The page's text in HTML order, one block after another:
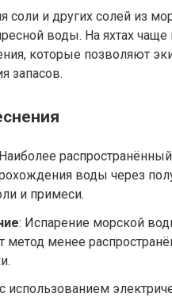
соли и других солей из
воды. На яхтах чаще
которые позволяют
запасов.
воды через
и примеси.
: Испарение морской
метод менее
использованием